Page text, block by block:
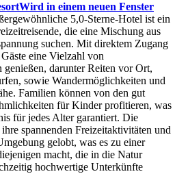
Wird in einem neuen Fenster
5,0-Sterne-Hotel ist ein
die eine Mischung aus
suchen. Mit direktem Zugang
eine Vielzahl von
genießen, darunter Reiten vor Ort,
sowie Wandermöglichkeiten und
Familien können von den gut
für Kinder profitieren, was
für jedes Alter garantiert. Die
spannenden Freizeitaktivitäten und
gelobt, was es zu einer
macht, die in die Natur
hochwertige Unterkünfte